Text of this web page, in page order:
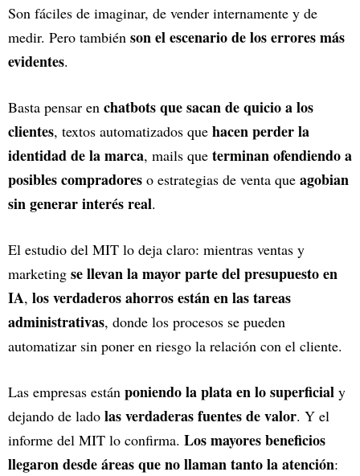
Son fáciles de imaginar, de vender internamente y de
medir. Pero también son el escenario de los errores más
evidentes.
Basta pensar en chatbots que sacan de quicio a los
clientes, textos automatizados que hacen perder la
identidad de la marca, mails que terminan ofendiendo a
posibles compradores o estrategias de venta que agobian
sin generar interés real.
El estudio del MIT lo deja claro: mientras ventas y
marketing se llevan la mayor parte del presupuesto en
IA, los verdaderos ahorros están en las tareas
administrativas, donde los procesos se pueden
automatizar sin poner en riesgo la relación con el cliente.
Las empresas están poniendo la plata en lo superficial y
dejando de lado las verdaderas fuentes de valor. Y el
informe del MIT lo confirma. Los mayores beneficios
llegaron desde áreas que no llaman tanto la atención: